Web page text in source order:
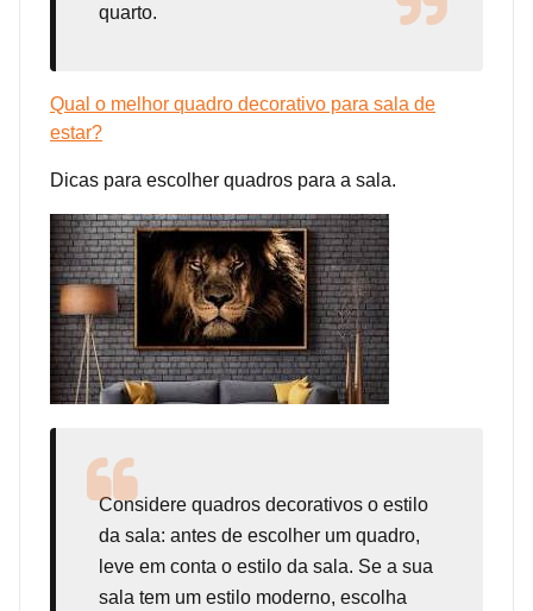
quarto.
Qual o melhor quadro decorativo para sala de
estar?
Dicas para escolher quadros para a sala.
Considere quadros decorativos o estilo
da sala: antes de escolher um quadro,
leve em conta o estilo da sala. Se a sua
sala tem um estilo moderno, escolha